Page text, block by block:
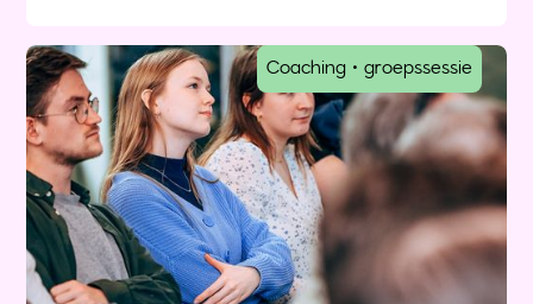
Coaching • groepssessie